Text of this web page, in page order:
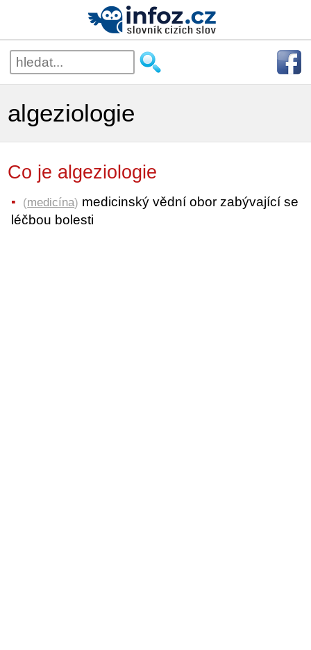
algeziologie
Co je algeziologie
(medicína) medicinský vědní obor zabývající se
léčbou bolesti